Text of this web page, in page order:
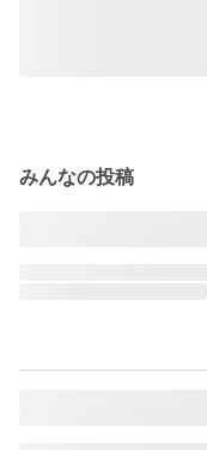
みんなの投稿